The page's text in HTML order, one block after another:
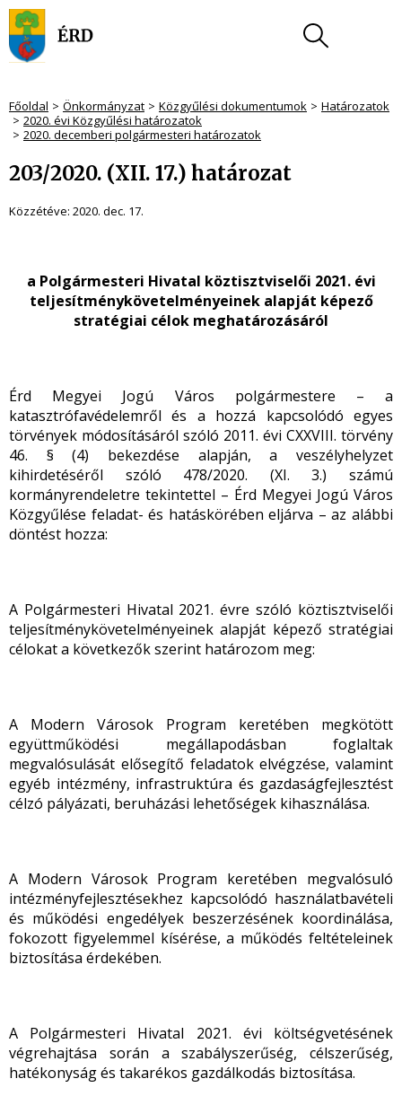
Főoldal Önkormányzat Közgyűlési dokumentumok
Határozatok
2020. évi Közgyűlési határozatok
2020. decemberi polgármesteri határozatok
203/2020. (XII. 17.) határozat
Közzétéve: 2020. dec. 17.
a Polgármesteri Hivatal köztisztviselői 2021. évi
teljesítménykövetelményeinek alapját képező
stratégiai célok meghatározásáról
Érd Megyei Jogú Város polgármestere – a
katasztrófavédelemről és a hozzá kapcsolódó egyes
törvények módosításáról szóló 2011. évi CXXVIII. törvény
46. § (4) bekezdése alapján, a veszélyhelyzet
kihirdetéséről szóló 478/2020. (XI. 3.) számú
kormányrendeletre tekintettel – Érd Megyei Jogú Város
Közgyűlése feladat- és hatáskörében eljárva – az alábbi
döntést hozza:
A Polgármesteri Hivatal 2021. évre szóló köztisztviselői
teljesítménykövetelményeinek alapját képező stratégiai
célokat a következők szerint határozom meg:
A Modern Városok Program keretében megkötött
együttműködési megállapodásban foglaltak
megvalósulását elősegítő feladatok elvégzése, valamint
egyéb intézmény, infrastruktúra és gazdaságfejlesztést
célzó pályázati, beruházási lehetőségek kihasználása.
A Modern Városok Program keretében megvalósuló
intézményfejlesztésekhez kapcsolódó használatbavételi
és működési engedélyek beszerzésének koordinálása,
fokozott figyelemmel kísérése, a működés feltételeinek
biztosítása érdekében.
A Polgármesteri Hivatal 2021. évi költségvetésének
végrehajtása során a szabályszerűség, célszerűség,
hatékonyság és takarékos gazdálkodás biztosítása.